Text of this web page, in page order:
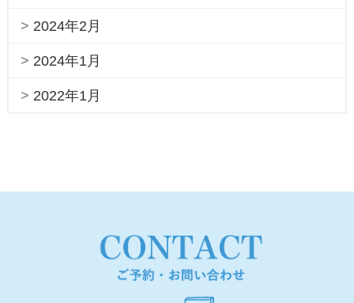
2024年2月
2024年1月
2022年1月